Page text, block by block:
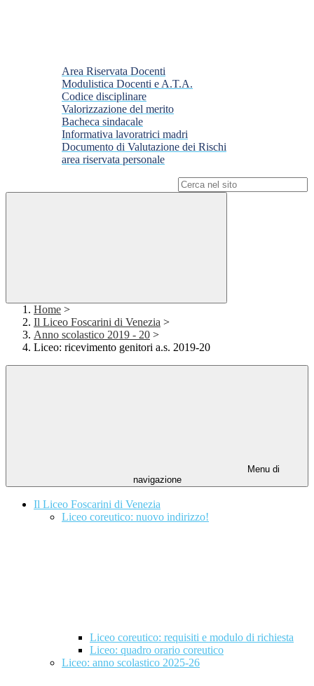
Area Riservata Docenti
Modulistica Docenti e A.T.A.
Codice disciplinare
Valorizzazione del merito
Bacheca sindacale
Informativa lavoratrici madri
Documento di Valutazione dei Rischi
area riservata personale
Home >
Il Liceo Foscarini di Venezia >
Anno scolastico 2019 - 20 >
Liceo: ricevimento genitori a.s. 2019-20
Menu di
navigazione
Il Liceo Foscarini di Venezia
Liceo coreutico: nuovo indirizzo!
Liceo coreutico: requisiti e modulo di richiesta
Liceo: quadro orario coreutico
Liceo: anno scolastico 2025-26